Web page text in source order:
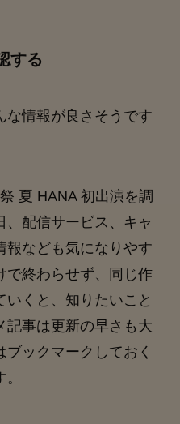
する
な情報が良さそうです
夏 HANA 初出演を調
配信サービス、キャ
報なども気になりやす
で終わらせず、同じ作
くと、知りたいこと
記事は更新の早さも大
ックマークしておく